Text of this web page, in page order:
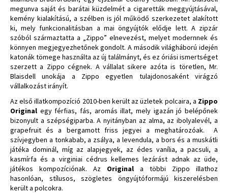
megunva saját és barátai küzdelmét a cigaretták meggyújtásával,
kemény kialakítású, a szélben is jól működő szerkezetet alakított
ki, mely funkcionalitásban a mai öngyújtók elődje lett. A zipzár
szóból származtatta a „Zippo” elnevezést, melyet modernnek és
könnyen megjegyezhetőnek gondolt. A második világháború idején
katonák tömege használta az új találmányt, és ez óriási ismertséget
szerzett a Zippo cégnek. A vállalat sikere azóta is töretlen, Mr.
Blaisdell unokája a Zippo egyetlen tulajdonosaként virágzó
vállalkozást irányít.
Az első illatkompozíció 2010-ben került az üzletek polcaira, a Zippo
Original egy férfias, fás, aromás illat, mely igazán jó belépőnek
bizonyult a szépségiparba. A nyitányban az alma, az ibolyalevél, a
grapefruit és a bergamott friss jegyei a meghatározóak. A
szívjegyben a tonkabab, a zsálya, a levendula, a bors és a muskátli
játéka dominál, míg az alapjegyek, az édes vanília, a pacsuli, a
kasmírfa és a virginiai cédrus kellemes lezárást adnak az üde,
játékos kompozíciónak. Az Original a többi Zippo illathoz
hasonlóan, stílusos, szögletes öngyújtóformájú kiszerelésben
került a polcokra.